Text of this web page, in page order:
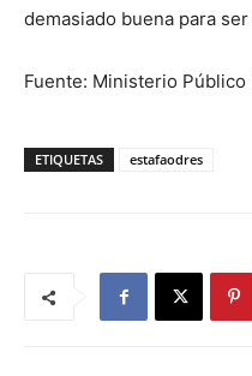
demasiado buena para
Fuente: Ministerio Público
ETIQUETAS estafaodres